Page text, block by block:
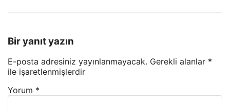
Bir yanıt yazın
E-posta adresiniz yayınlanmayacak. Gerekli alanlar *
ile işaretlenmişlerdir
Yorum *